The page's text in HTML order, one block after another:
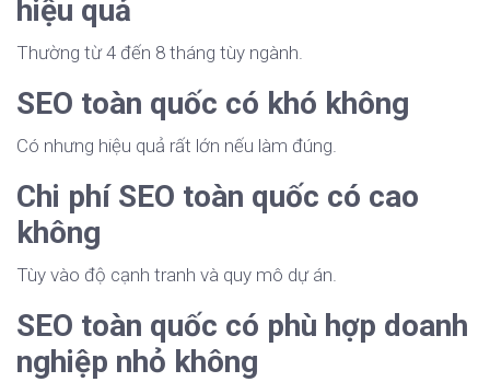
hiệu quả
Thường từ 4 đến 8 tháng tùy ngành.
SEO toàn quốc có khó không
Có nhưng hiệu quả rất lớn nếu làm đúng.
Chi phí SEO toàn quốc có cao
không
Tùy vào độ cạnh tranh và quy mô dự án.
SEO toàn quốc có phù hợp doanh
nghiệp nhỏ không